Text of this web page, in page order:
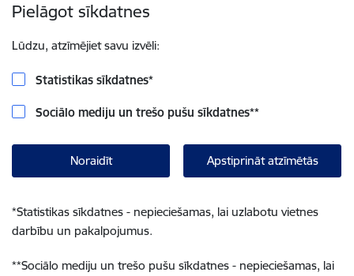
Pielāgot sīkdatnes
Lūdzu, atzīmējiet savu izvēli:
Statistikas sīkdatnes*
Sociālo mediju un trešo pušu sīkdatnes**
Noraidīt Apstiprināt atzīmētās
*Statistikas sīkdatnes - nepieciešamas, lai uzlabotu vietnes
darbību un pakalpojumus.
**Sociālo mediju un trešo pušu sīkdatnes - nepieciešamas, lai